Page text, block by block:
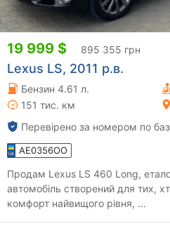
19 999 $ 895 355 грн
Lexus LS, 2011 р.в.
Бензин 4.61 л.
151 тис. км
Перевірено за номером по
AE0356OO
Продам Lexus LS 460 Long,
автомобіль створений для тих,
комфорт найвищого рівня, ...